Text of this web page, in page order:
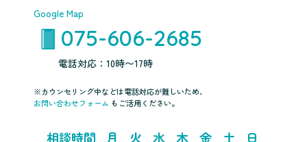
Google Map
075-606-2685
電話対応：10時〜17時
※カウンセリング中などは電話対応が難しいため、
お問い合わせフォーム もご活用ください。
相談時間 月 火 水 木 金 土 日